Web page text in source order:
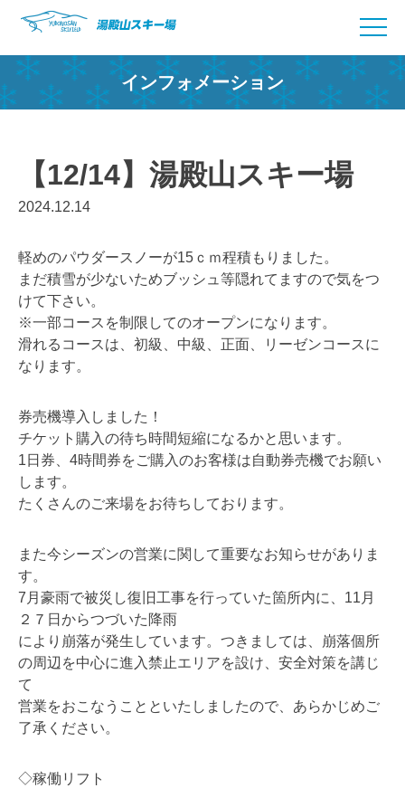
content
インフォメーション
【12/14】湯殿山スキー場
2024.12.14
軽めのパウダースノーが15ｃｍ程積もりました。
まだ積雪が少ないためブッシュ等隠れてますので気をつ
けて下さい。
※一部コースを制限してのオープンになります。
滑れるコースは、初級、中級、正面、リーゼンコースに
なります。
券売機導入しました！
チケット購入の待ち時間短縮になるかと思います。
1日券、4時間券をご購入のお客様は自動券売機でお願い
します。
たくさんのご来場をお待ちしております。
また今シーズンの営業に関して重要なお知らせがありま
す。
7月豪雨で被災し復旧工事を行っていた箇所内に、11月
２７日からつづいた降雨
により崩落が発生しています。つきましては、崩落個所
の周辺を中心に進入禁止エリアを設け、安全対策を講じ
て
営業をおこなうことといたしましたので、あらかじめご
了承ください。
◇稼働リフト